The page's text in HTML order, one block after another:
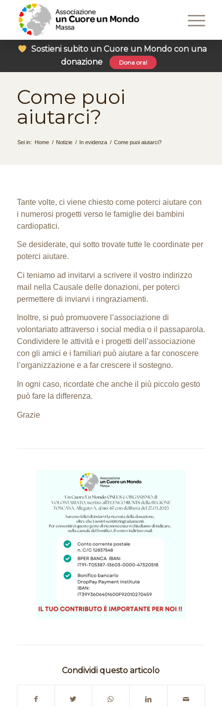
Sostieni subito un Cuore un Mondo con una
donazione
Dona ora!
Come puoi
aiutarci?
Sei in: Home / Notizie / In evidenza / Come puoi aiutarci?
Tante volte, ci viene chiesto come poterci aiutare con
i numerosi progetti verso le famiglie dei bambini
cardiopatici.
Se desiderate, qui sotto trovate tutte le coordinate per
poterci aiutare.
Ci teniamo ad invitarvi a scrivere il vostro indirizzo
mail nella Causale delle donazioni, per poterci
permettere di inviarvi i ringraziamenti.
Inoltre, si può promuovere l’associazione di
volontariato attraverso i social media o il passaparola.
Condividere le attività e i progetti dell’associazione
con gli amici e i familiari può aiutare a far conoscere
l’organizzazione e a far crescere il sostegno.
In ogni caso, ricordate che anche il più piccolo gesto
può fare la differenza.
Grazie
Condividi questo articolo